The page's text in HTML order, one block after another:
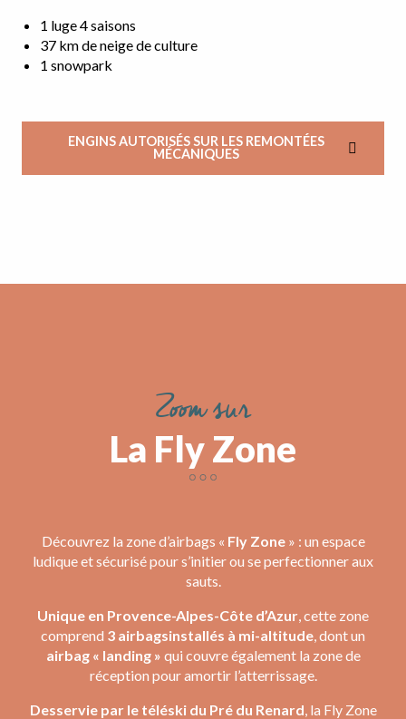
1 luge 4 saisons
37 km de neige de culture
1 snowpark
ENGINS AUTORISÉS SUR LES REMONTÉES
MÉCANIQUES
Zoom sur
La Fly Zone
Découvrez la zone d’airbags « Fly Zone» : un espace
ludique et sécurisé pour s’initier ou se perfectionner aux
sauts.
Unique en Provence-Alpes-Côte d’Azur , cette zone
comprend 3 airbagsinstallés à mi-altitude , dont un
airbag « landing » qui couvre également la zone de
réception pour amortir l’atterrissage.
Desservie par le téléski du Pré du Renard , la Fly Zone